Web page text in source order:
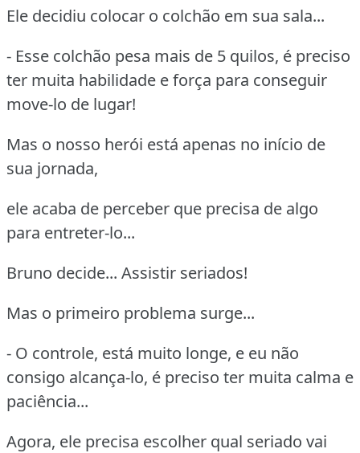
Ele decidiu colocar o colchão em sua sala...
- Esse colchão pesa mais de 5 quilos, é preciso
ter muita habilidade e força para conseguir
move-lo de lugar!
Mas o nosso herói está apenas no início de
sua jornada,
ele acaba de perceber que precisa de algo
para entreter-lo...
Bruno decide... Assistir seriados!
Mas o primeiro problema surge...
- O controle, está muito longe, e eu não
consigo alcança-lo, é preciso ter muita calma e
paciência...
Agora, ele precisa escolher qual seriado vai